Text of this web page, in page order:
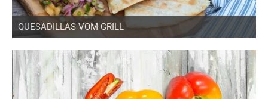
QUESADILLAS VOM GRILL